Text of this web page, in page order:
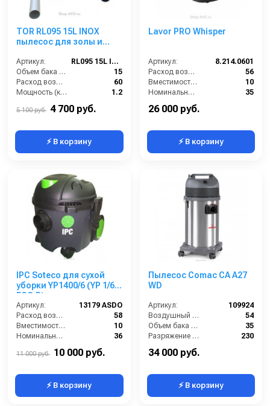
TOR RL095 15L INOX
пылесос для золы и
Артикул:
RL095 15L INOX
Объем бака (л):
15
Расход воздуха (л/сек):
60
Мощность (кВт):
1.2
5 100 руб. 4 700 руб.
⚡ В корзину
Lavor PRO Whisper
Артикул:
8.214.0601
Расход воздуха (л/сек):
56
Вместимость мусоросборника (л):
10
Номинальный диаметр принадлежностей (мм):
35
26 000 руб.
⚡ В корзину
IPC Soteco для сухой
уборки YP1400/6 (YP 1/6
ECO B)
Артикул:
13179 ASDO
Расход воздуха (л/сек):
58
Вместимость мусоросборника (л):
10
Номинальный диаметр принадлежностей (мм):
36
11 000 руб. 10 000 руб.
⚡ В корзину
Пылесос Comac CA A27
WD
Артикул:
109924
Воздушный поток (л/сек):
54
Объем бака (л):
35
Разряжение (мБар):
230
Уровень шума (дБ):
34 000 руб.
⚡ В корзину